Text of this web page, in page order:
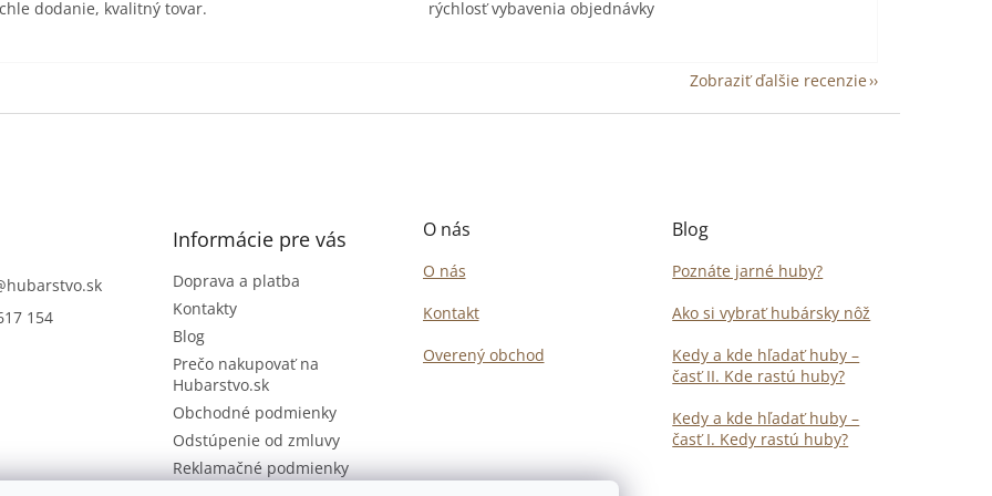
dodanie, kvalitný tovar. rýchlosť vybavenia objednávky
Zobraziť ďalšie recenzie
hubarstvo.sk
154
Informácie pre vás
Doprava a platba
Kontakty
Blog
Prečo nakupovať na
Hubarstvo.sk
Obchodné podmienky
Odstúpenie od zmluvy
Reklamačné podmienky
O nás
O nás
Kontakt
Overený obchod
Blog
Poznáte jarné huby?
Ako si vybrať hubársky nôž
Kedy a kde hľadať huby –
časť II. Kde rastú huby?
Kedy a kde hľadať huby –
časť I. Kedy rastú huby?